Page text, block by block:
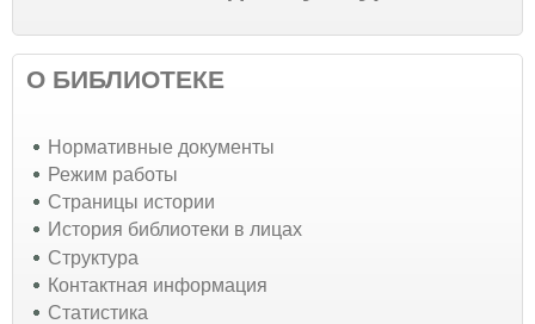
О БИБЛИОТЕКЕ
Нормативные документы
Режим работы
Страницы истории
История библиотеки в лицах
Структура
Контактная информация
Статистика